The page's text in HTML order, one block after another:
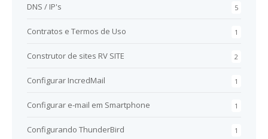
5
DNS / IP's
1
Contratos e Termos de Uso
2
Construtor de sites RV SITE
1
Configurar IncredMail
1
Configurar e-mail em Smartphone
1
Configurando ThunderBird